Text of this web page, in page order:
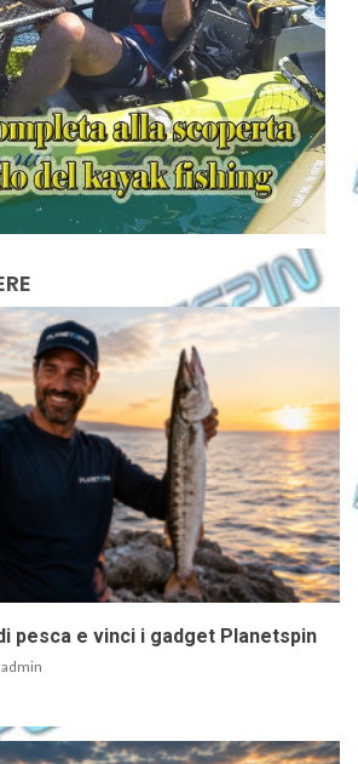
pesca e vinci i gadget Planetspin
admin